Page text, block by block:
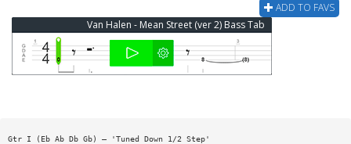
ADD TO FAVS
Van Halen - Mean Street (ver 2) Bass Tab
Gtr I (Eb Ab Db Gb) — 'Tuned Down 1/2 Step'